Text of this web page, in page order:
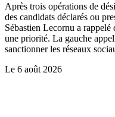
Après trois opérations de
des candidats déclarés ou
Sébastien Lecornu a
une priorité. La gauche
sanctionner les réseaux
Le 6 août 2026